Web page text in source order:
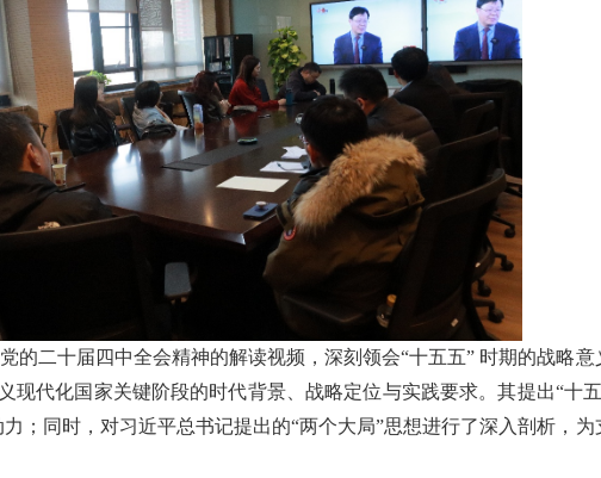
二十届四中全会精神的解读视频，深刻领会“十五五” 时期的战略
现代化国家关键阶段的时代背景、战略定位与实践要求。其提出“十
；同时，对习近平总书记提出的“两个大局”思想进行了深入剖析，